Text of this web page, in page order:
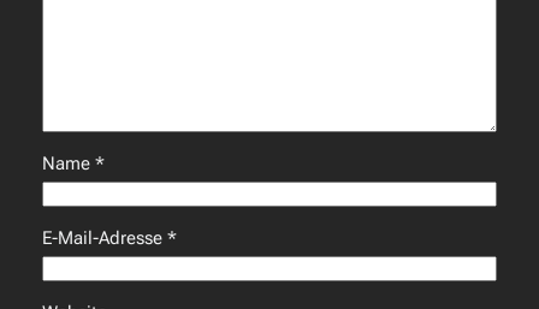
Name *
E-Mail-Adresse *